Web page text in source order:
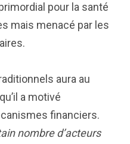
pour la santé
mais menacé par les
aura au
a motivé
financiers.
nombre d’acteurs